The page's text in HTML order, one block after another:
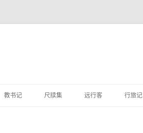
至
正
教书记 尺牍集 远行客 行旅记